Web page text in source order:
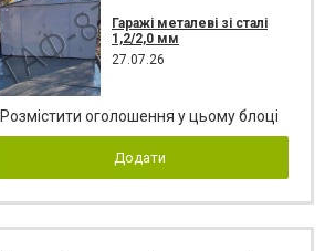
Гаражі металеві зі сталі
1,2/2,0 мм
27.07.26
Розмістити оголошення у цьому блоці
Додати